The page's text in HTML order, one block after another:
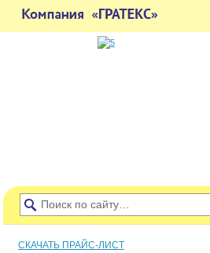
СКАЧАТЬ ПРАЙС-ЛИСТ